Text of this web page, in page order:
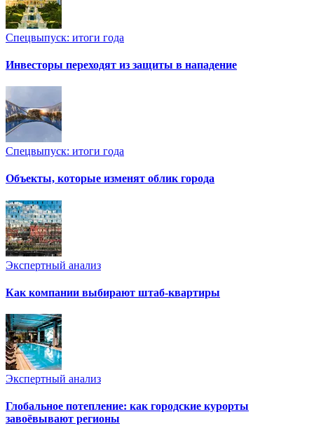
Спецвыпуск: итоги года
Инвесторы переходят из защиты в нападение
Спецвыпуск: итоги года
Объекты, которые изменят облик города
Экспертный анализ
Как компании выбирают штаб-квартиры
Экспертный анализ
Глобальное потепление: как городские курорты
завоёвывают регионы